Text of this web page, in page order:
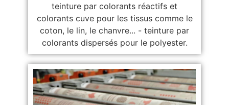
teinture par colorants réactifs et
colorants cuve pour les tissus comme le
coton, le lin, le chanvre... - teinture par
colorants dispersés pour le polyester.